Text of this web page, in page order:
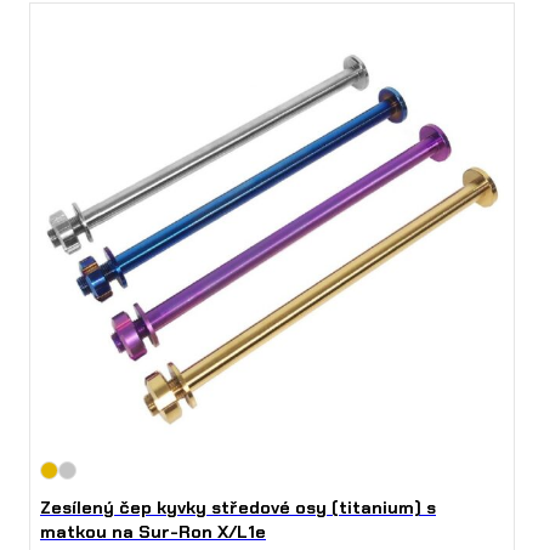
Zesílený čep kyvky středové osy (titanium) s
matkou na Sur-Ron X/L1e